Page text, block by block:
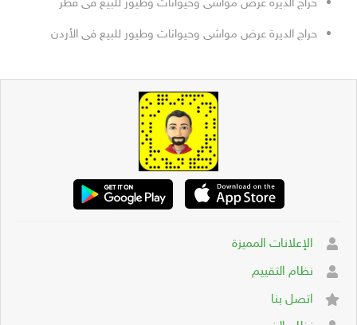
حراج الديرة عرض مواشى وحيوانات وطيور للبيع فى قطر
حراج الديرة عرض مواشى وحيوانات وطيور للبيع فى الأردن
الإعلانات المميزة
نظام التقييم
اتصل بنا